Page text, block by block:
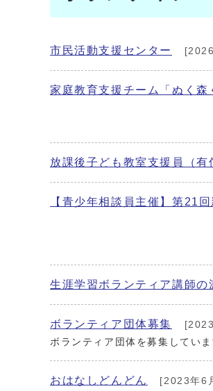
市民活動支援センター
家庭教育支援チーム「ぬく森
放課後子ども教室支援員（
【青少年相談員主催】第21
生涯学習ボランティア講師
ボランティア団体募集
ボランティア団体を募集していま
おはなしどんどん
[2023年6